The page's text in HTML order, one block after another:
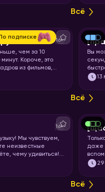
Всё
подписке 16+
чем за 10
Короче, это
из фильмов,
– угадать, откуда
Вы
13
Всё
16+
Мы чувствуем,
неизвестные
чему удивиться!
музыку
даже
29
Всё